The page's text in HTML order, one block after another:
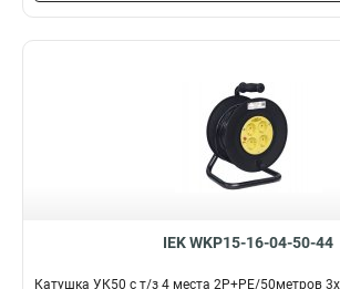
IEK WKP15-16-04-50-44
Катушка УК50 с т/з 4 места 2Р+PЕ/50метров